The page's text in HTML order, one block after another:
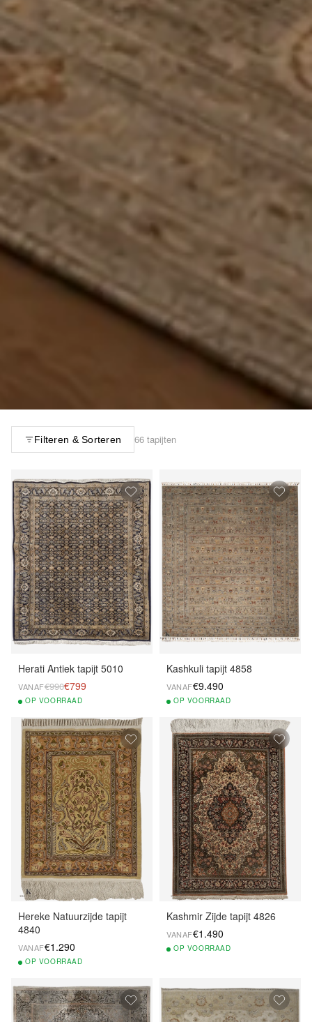
Filteren & Sorteren 66 tapijten
Herati Antiek tapijt 5010
VANAF€990€799
OP VOORRAAD
Kashkuli tapijt 4858
VANAF€9.490
OP VOORRAAD
Hereke Natuurzijde tapijt
4840
VANAF€1.290
OP VOORRAAD
Kashmir Zijde tapijt 4826
VANAF€1.490
OP VOORRAAD